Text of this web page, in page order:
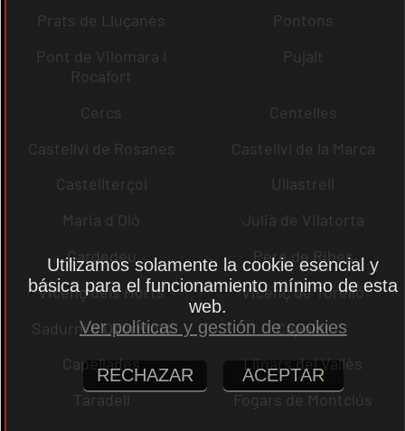
Prats de Lluçanès
Pontons
Pont de Vilomara i
Rocafort
Pujalt
Cercs
Centelles
Castellví de Rosanes
Castellví de la Marca
Castellterçol
Ullastrell
Maria d´Oló
Julià de Vilatorta
Cardedeu
Pere de Ribes
Vicenç dels Horts
Vicenç de Torelló
Sadurní d´Osormort
Capolat
Capellades
Llinars del Vallès
Taradell
Fogars de Montclús
Utilizamos solamente la cookie esencial y
básica para el funcionamiento mínimo de esta
web.
Ver políticas y gestión de cookies
RECHAZAR ACEPTAR